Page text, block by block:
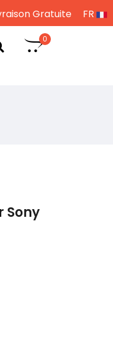
Gratuite FR
0
Sony